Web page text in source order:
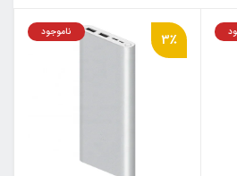
3٪ ناموجود